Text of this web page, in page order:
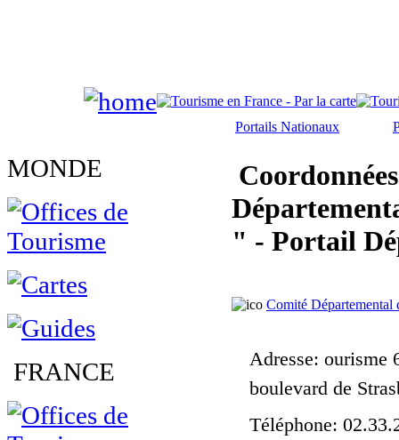
MONDE
FRANCE
Portails Nationaux
" - Portail
Comité Départemental
Adresse: ourisme
boulevard de
Téléphone: